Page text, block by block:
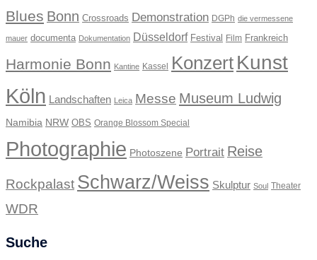
Blues Bonn Crossroads Demonstration DGPh die vermessene
mauer documenta Dokumentation Düsseldorf Festival Film Frankreich
Harmonie Bonn Kantine Kassel Konzert Kunst
Köln Landschaften Leica Messe Museum Ludwig
Namibia NRW OBS Orange Blossom Special
Photographie Photoszene Portrait Reise
Rockpalast Schwarz/Weiss Skulptur Soul Theater
WDR
Suche